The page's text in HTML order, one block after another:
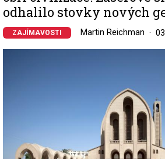
odhalilo stovky nových
ZAJÍMAVOSTI Martin Reichman